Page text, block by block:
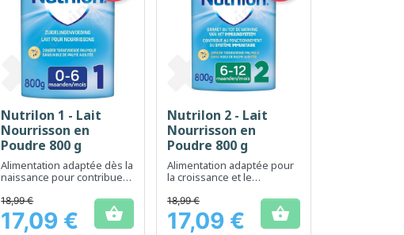
 Aperçu rapide
Nutrilon 1 - Lait
Nourrisson en
Poudre 800 g
Alimentation adaptée dès la
naissance pour contribuer
des nourrissons
Prix
18,99 €
17,09 € 
 Aperçu rapide
Nutrilon 2 - Lait
Nourrisson en
Poudre 800 g
Alimentation adaptée pour
la croissance et le
de 6 à 12 mois
Prix
18,99 €
17,09 € 